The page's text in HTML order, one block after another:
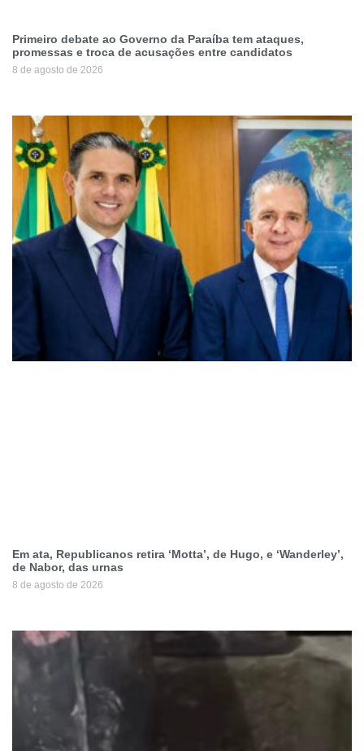
Primeiro debate ao Governo da Paraíba tem ataques,
promessas e troca de acusações entre candidatos
8 de agosto de 2026
Em ata, Republicanos retira ‘Motta’, de Hugo, e ‘Wanderley’,
de Nabor, das urnas
8 de agosto de 2026